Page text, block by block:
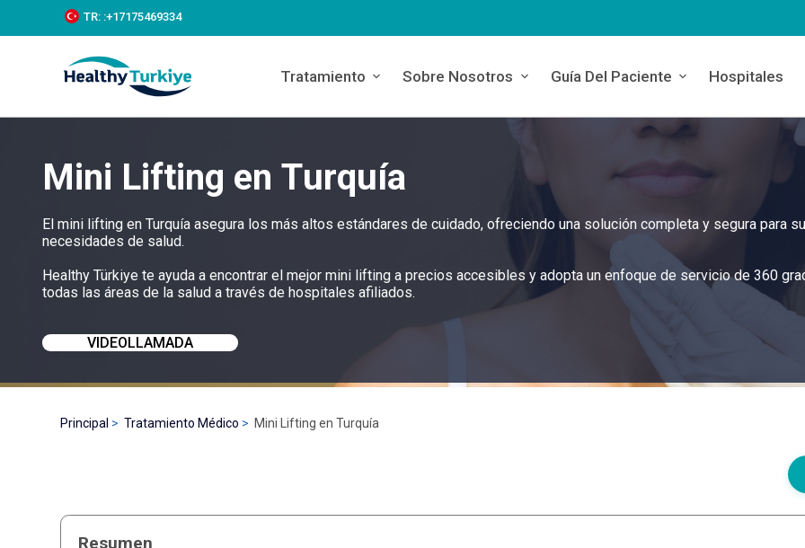
k
c
TR: :+‪17175469334‬
Tratamiento Sobre Nosotros Guía Del Paciente Hospitales
Mini Lifting en Turquía
El mini lifting en Turquía asegura los más altos estándares de cuidado, ofreciendo una solución completa y segura para
necesidades de salud.
Healthy Türkiye te ayuda a encontrar el mejor mini lifting a precios accesibles y adopta un enfoque de servicio de 360
todas las áreas de la salud a través de hospitales afiliados.
VIDEOLLAMADA
Principal Tratamiento Médico Mini Lifting en Turquía
Resumen